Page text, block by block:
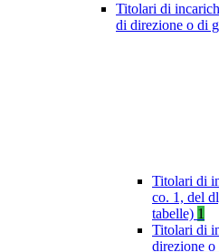
Titolari di
di direzione o di
Titolari di
co. 1, del
tabelle) 1
Titolari di
direzione